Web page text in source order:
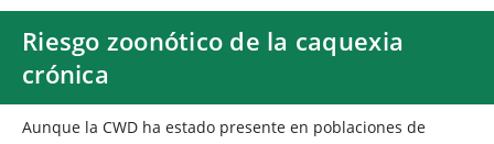
Riesgo zoonótico de la caquexia
crónica
Aunque la CWD ha estado presente en poblaciones de